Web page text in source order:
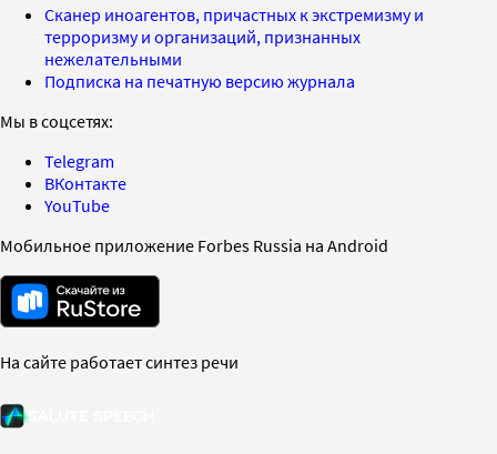
Сканер иноагентов, причастных к экстремизму и
терроризму и организаций, признанных
нежелательными
Подписка на печатную версию журнала
Мы в соцсетях:
Telegram
ВКонтакте
YouTube
Мобильное приложение Forbes Russia на Android
На сайте работает синтез речи